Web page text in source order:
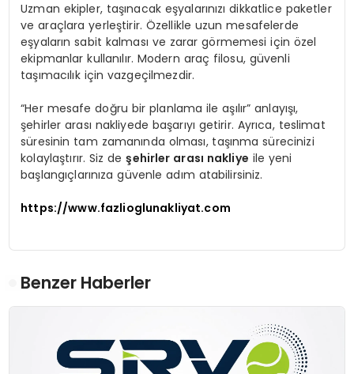
Uzman ekipler, taşınacak eşyalarınızı dikkatlice paketler
ve araçlara yerleştirir. Özellikle uzun mesafelerde
eşyaların sabit kalması ve zarar görmemesi için özel
ekipmanlar kullanılır. Modern araç filosu, güvenli
taşımacılık için vazgeçilmezdir.
“Her mesafe doğru bir planlama ile aşılır” anlayışı,
şehirler arası nakliyede başarıyı getirir. Ayrıca, teslimat
süresinin tam zamanında olması, taşınma sürecinizi
kolaylaştırır. Siz deşehirler arası nakliye ile yeni
başlangıçlarınıza güvenle adım atabilirsiniz.
https://www.fazlioglunakliyat.com
Benzer Haberler